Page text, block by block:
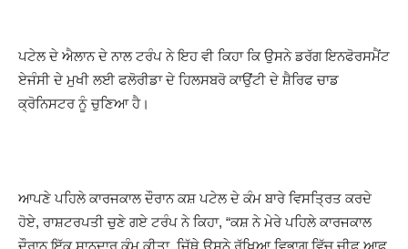
ਪਟੇਲ ਦੇ ਐਲਾਨ ਦੇ ਨਾਲ ਟਰੰਪ ਨੇ ਇਹ ਵੀ ਕਿਹਾ ਕਿ ਉਸਨੇ ਡਰੱਗ ਇਨਫੋਰਸਮੈਂਟ
ਏਜੰਸੀ ਦੇ ਮੁਖੀ ਲਈ ਫਲੋਰੀਡਾ ਦੇ ਹਿਲਸਬਰੋ ਕਾਉਂਟੀ ਦੇ ਸ਼ੈਰਿਫ ਚਾਡ
ਕ੍ਰੋਨਿਸਟਰ ਨੂੰ ਚੁਣਿਆ ਹੈ।
ਆਪਣੇ ਪਹਿਲੇ ਕਾਰਜਕਾਲ ਦੌਰਾਨ ਕਸ਼ ਪਟੇਲ ਦੇ ਕੰਮ ਬਾਰੇ ਵਿਸਤ੍ਰਿਤ ਕਰਦੇ
ਹੋਏ, ਰਾਸ਼ਟਰਪਤੀ ਚੁਣੇ ਗਏ ਟਰੰਪ ਨੇ ਕਿਹਾ, “ਕਸ਼ ਨੇ ਮੇਰੇ ਪਹਿਲੇ ਕਾਰਜਕਾਲ